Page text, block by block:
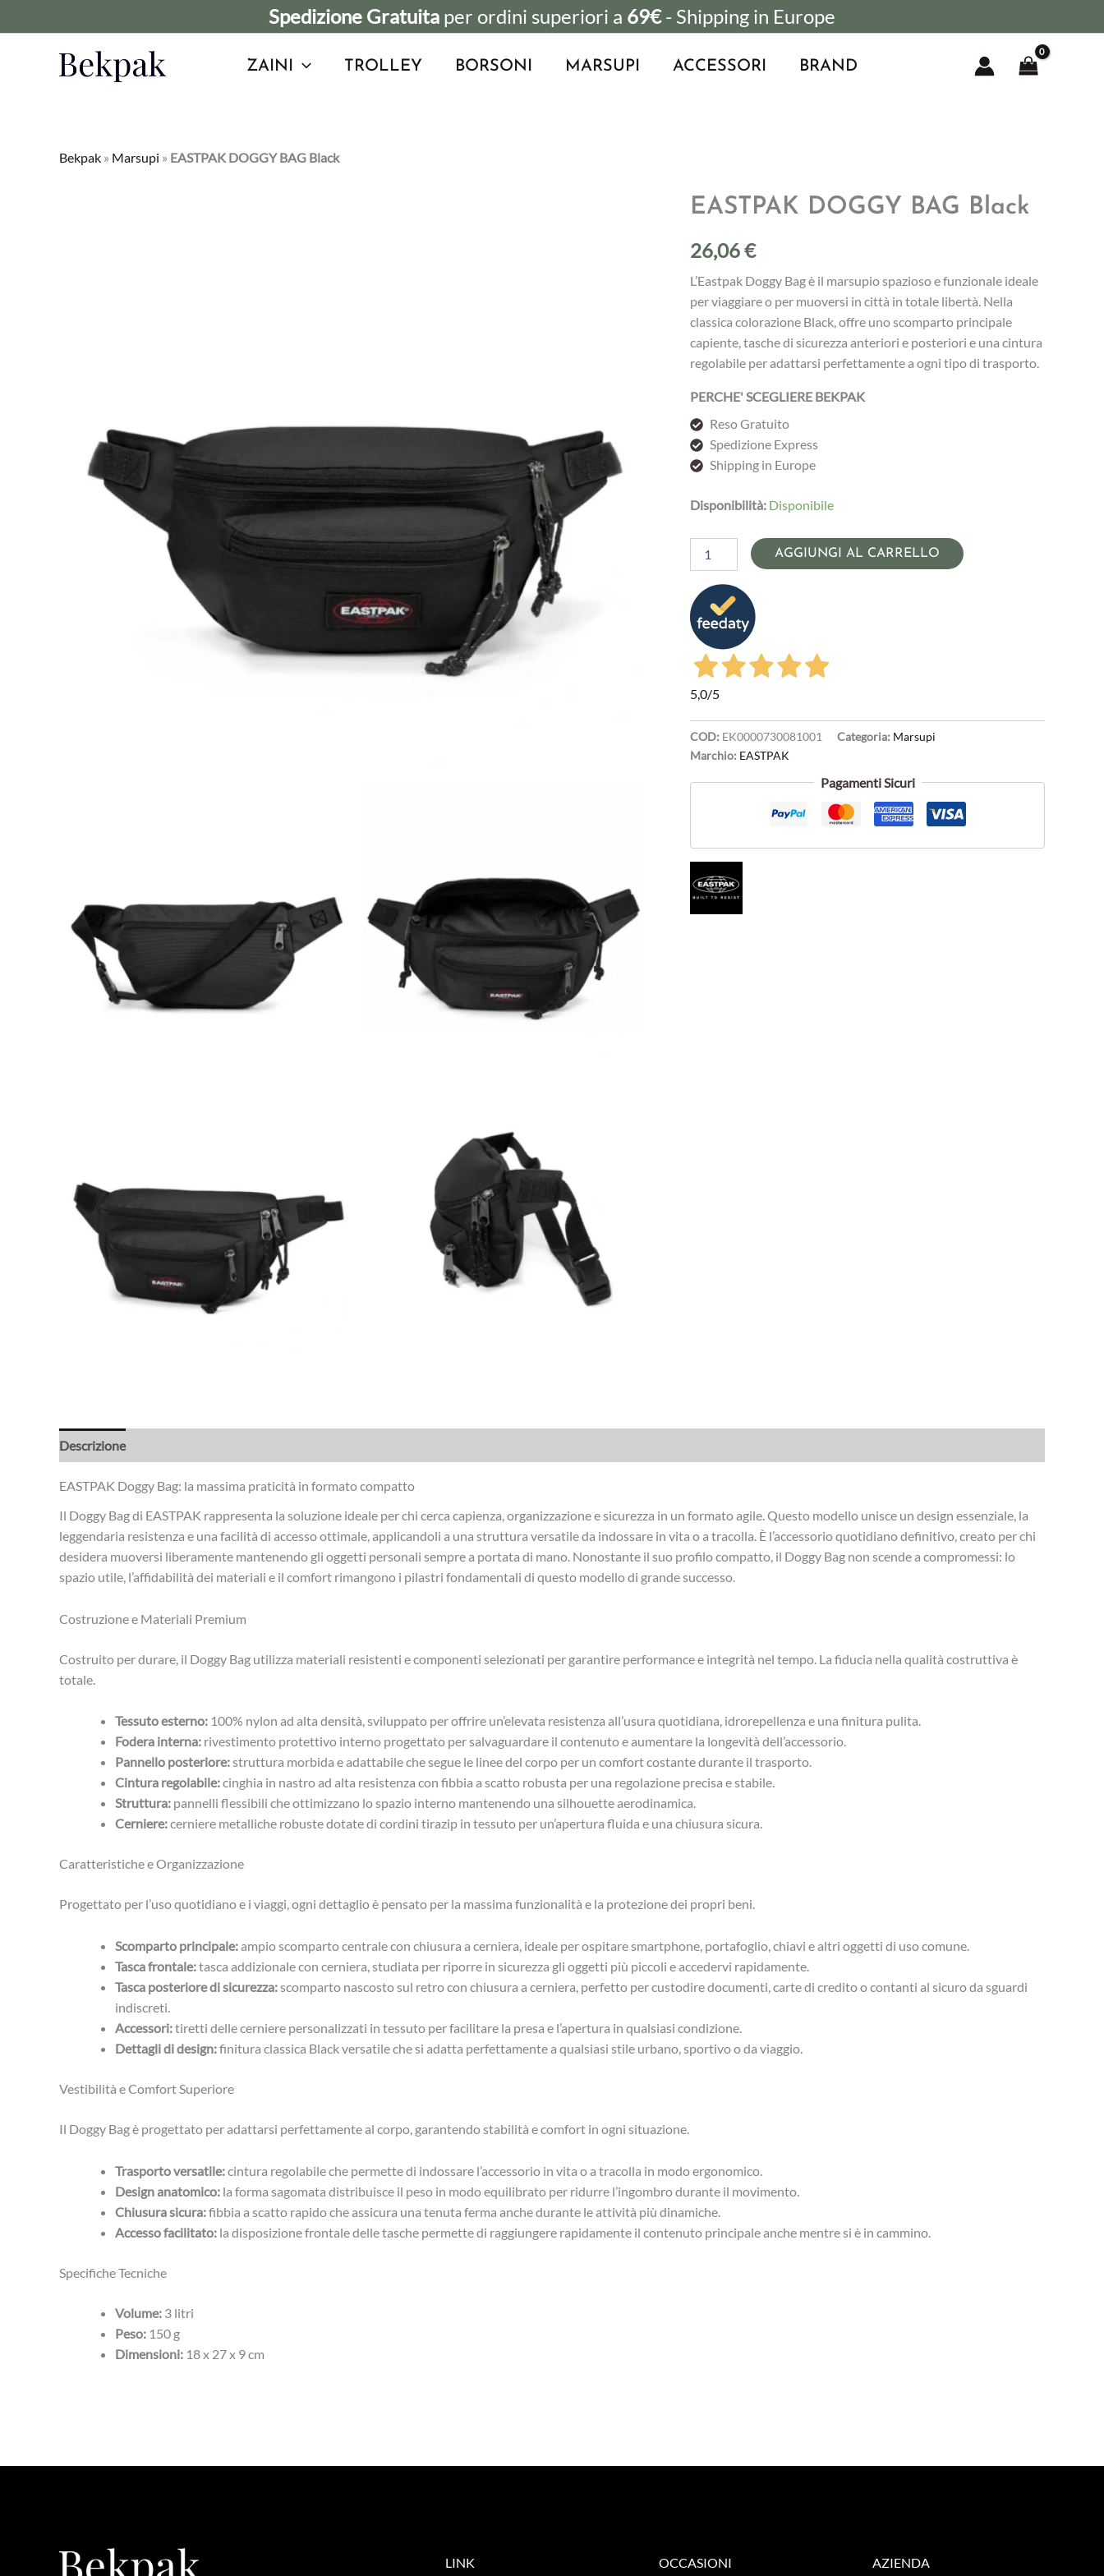
al
Spedizione Gratuita per ordini superiori a 69€- Shipping in Europe
ZAINI TROLLEY BORSONI MARSUPI ACCESSORI BRAND
Bekpak » Marsupi » EASTPAK DOGGY BAG Black
EASTPAK DOGGY BAG Black
26,06€
L’Eastpak Doggy Bag è il marsupio spazioso e funzionale ideale
per viaggiare o per muoversi in città in totale libertà. Nella
classica colorazione Black, offre uno scomparto principale
capiente, tasche di sicurezza anteriori e posteriori e una cintura
regolabile per adattarsi perfettamente a ogni tipo di trasporto.
PERCHE' SCEGLIERE BEKPAK
Reso Gratuito
Spedizione Express
Shipping in Europe
Disponibilità: Disponibile
DOGGY
Black
quantità
AGGIUNGI AL CARRELLO
5,0/5
COD: EK0000730081001 Categoria: Marsupi
Marchio: EASTPAK
Pagamenti Sicuri
Descrizione
EASTPAK Doggy Bag: la massima praticità in formato compatto
Il Doggy Bag di EASTPAK rappresenta la soluzione ideale per chi cerca capienza, organizzazione e sicurezza in un formato agile. Questo modello unisce un design essenziale, la
leggendaria resistenza e una facilità di accesso ottimale, applicandoli a una struttura versatile da indossare in vita o a tracolla. È l’accessorio quotidiano definitivo, creato per chi
desidera muoversi liberamente mantenendo gli oggetti personali sempre a portata di mano. Nonostante il suo profilo compatto, il Doggy Bag non scende a compromessi: lo
spazio utile, l’affidabilità dei materiali e il comfort rimangono i pilastri fondamentali di questo modello di grande successo.
Costruzione e Materiali Premium
Costruito per durare, il Doggy Bag utilizza materiali resistenti e componenti selezionati per garantire performance e integrità nel tempo. La fiducia nella qualità costruttiva è
totale.
Tessuto esterno: 100% nylon ad alta densità, sviluppato per offrire un’elevata resistenza all’usura quotidiana, idrorepellenza e una finitura pulita.
Fodera interna: rivestimento protettivo interno progettato per salvaguardare il contenuto e aumentare la longevità dell’accessorio.
Pannello posteriore:struttura morbida e adattabile che segue le linee del corpo per un comfort costante durante il trasporto.
Cintura regolabile:cinghia in nastro ad alta resistenza con fibbia a scatto robusta per una regolazione precisa e stabile.
Struttura: pannelli flessibili che ottimizzano lo spazio interno mantenendo una silhouette aerodinamica.
Cerniere:cerniere metalliche robuste dotate di cordini tirazip in tessuto per un’apertura fluida e una chiusura sicura.
Caratteristiche e Organizzazione
Progettato per l’uso quotidiano e i viaggi, ogni dettaglio è pensato per la massima funzionalità e la protezione dei propri beni.
Scomparto principale:ampio scomparto centrale con chiusura a cerniera, ideale per ospitare smartphone, portafoglio, chiavi e altri oggetti di uso comune.
Tasca frontale:tasca addizionale con cerniera, studiata per riporre in sicurezza gli oggetti più piccoli e accedervi rapidamente.
Tasca posteriore di sicurezza:scomparto nascosto sul retro con chiusura a cerniera, perfetto per custodire documenti, carte di credito o contanti al sicuro da sguardi
indiscreti.
Accessori:tiretti delle cerniere personalizzati in tessuto per facilitare la presa e l’apertura in qualsiasi condizione.
Dettagli di design:finitura classica Black versatile che si adatta perfettamente a qualsiasi stile urbano, sportivo o da viaggio.
Vestibilità e Comfort Superiore
Il Doggy Bag è progettato per adattarsi perfettamente al corpo, garantendo stabilità e comfort in ogni situazione.
Trasporto versatile:cintura regolabile che permette di indossare l’accessorio in vita o a tracolla in modo ergonomico.
Design anatomico: la forma sagomata distribuisce il peso in modo equilibrato per ridurre l’ingombro durante il movimento.
Chiusura sicura:fibbia a scatto rapido che assicura una tenuta ferma anche durante le attività più dinamiche.
Accesso facilitato: la disposizione frontale delle tasche permette di raggiungere rapidamente il contenuto principale anche mentre si è in cammino.
Specifiche Tecniche
Volume: 3 litri
Peso: 150 g
Dimensioni: 18 x 27 x 9 cm
LINK OCCASIONI AZIENDA